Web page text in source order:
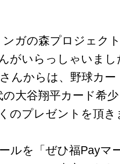
ガの森プロジェク
がいらっしゃいまし
んからは、野球カー
の大谷翔平カード希
のプレゼントを頂き
ルを「ぜひ福Payマ